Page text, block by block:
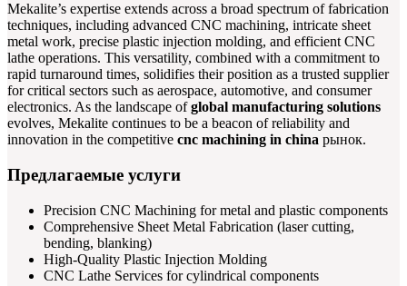
Mekalite’s expertise extends across a broad spectrum of fabrication
techniques, including advanced CNC machining, intricate sheet
metal work, precise plastic injection molding, and efficient CNC
lathe operations. This versatility, combined with a commitment to
rapid turnaround times, solidifies their position as a trusted supplier
for critical sectors such as aerospace, automotive, and consumer
electronics. As the landscape ofglobal manufacturing solutions
evolves, Mekalite continues to be a beacon of reliability and
innovation in the competitive cnc machining in china рынок.
Предлагаемые услуги
Precision CNC Machining for metal and plastic components
Comprehensive Sheet Metal Fabrication (laser cutting,
bending, blanking)
High-Quality Plastic Injection Molding
CNC Lathe Services for cylindrical components